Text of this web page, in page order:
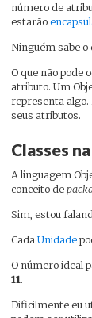
número de
estarão
Ninguém sabe o
O que não pode
atributo. Um
representa algo.
seus atributos.
Classes
A linguagem
conceito de
Sim, estou
Cada Unidade
O número ideal
11.
Dificilmente eu